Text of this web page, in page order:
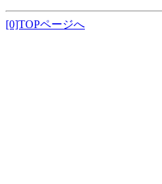
[0]TOPページへ